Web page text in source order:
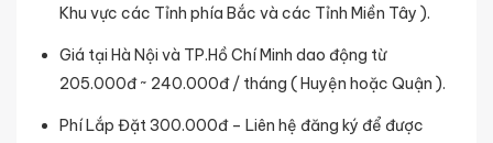
Khu vực các Tỉnh phía Bắc và các Tỉnh Miền Tây ).
Giá tại Hà Nội và TP.Hồ Chí Minh dao động từ
205.000đ ~ 240.000đ / tháng ( Huyện hoặc Quận ).
Phí Lắp Đặt 300.000đ – Liên hệ đăng ký để được